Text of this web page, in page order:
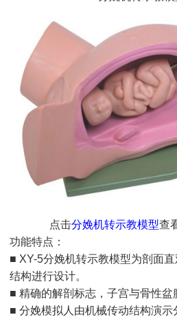
点击分娩机转示教模型查
功能特点：
■ XY-5分娩机转示教模型为剖面
结构进行设计。
■ 精确的解剖标志，子宫与骨性盆
■ 分娩模拟人由机械传动结构演